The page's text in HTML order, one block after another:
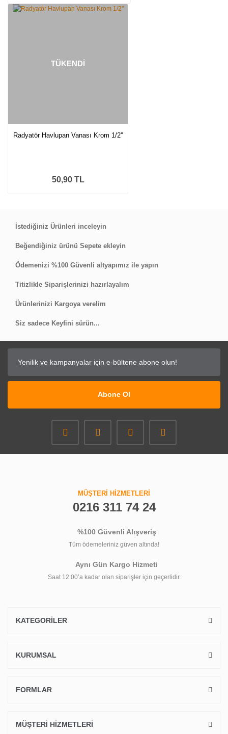
TÜKENDİ
Radyatör Havlupan Vanası Krom 1/2''
50,90 TL
İstediğiniz Ürünleri inceleyin
Beğendiğiniz ürünü Sepete ekleyin
Ödemenizi %100 Güvenli altyapımız ile yapın
Titizlikle Siparişlerinizi hazırlayalım
Ürünlerinizi Kargoya verelim
Siz sadece Keyfini sürün...
Abone Ol
MÜŞTERİ HİZMETLERİ
0216 311 74 24
%100 Güvenli Alışveriş
Tüm ödemeleriniz güven altında!
Aynı Gün Kargo Hizmeti
Saat 12:00’a kadar olan siparişler için geçerlidir.
KATEGORİLER
KURUMSAL
FORMLAR
MÜŞTERİ HİZMETLERİ